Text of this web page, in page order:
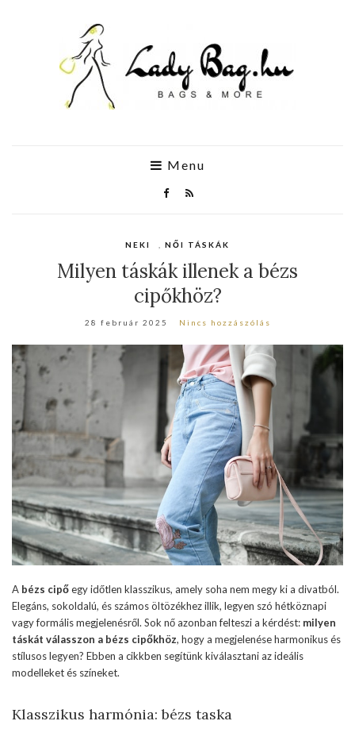
Menu
NEKI NŐI TÁSKÁK
Milyen táskák illenek a bézs
cipőkhöz?
28 február 2025 Nincs hozzászólás
A bézs cipőegy időtlen klasszikus, amely soha nem megy ki a divatból.
Elegáns, sokoldalú, és számos öltözékhez illik, legyen szó hétköznapi
vagy formális megjelenésről. Sok nő azonban felteszi a kérdést: milyen
táskát válasszon a bézs cipőkhöz, hogy a megjelenése harmonikus és
stílusos legyen? Ebben a cikkben segítünk kiválasztani az ideális
modelleket és színeket.
Klasszikus harmónia: bézs taska